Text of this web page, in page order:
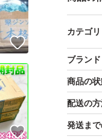
おまと
カテゴリ
ブランド
商品の
配送の
発送ま
いいね！
いいね！